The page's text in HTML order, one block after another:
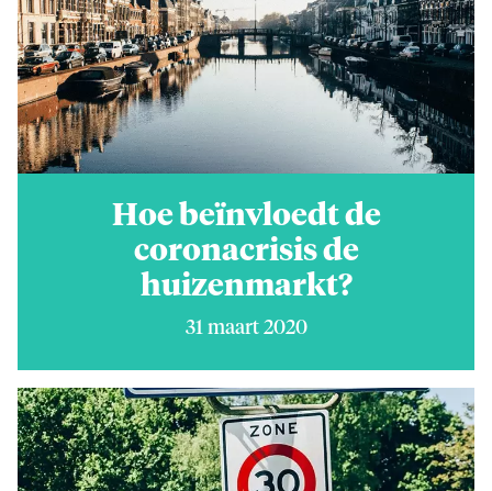
Hoe beïnvloedt de
coronacrisis de
huizenmarkt?
31 maart 2020